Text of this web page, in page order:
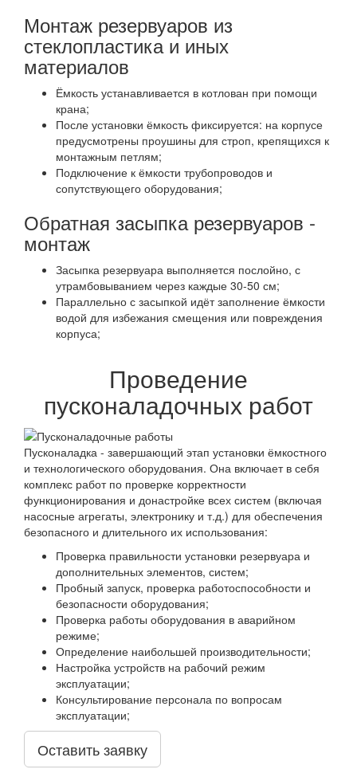
Монтаж резервуаров из
стеклопластика и иных
материалов
Ёмкость устанавливается в котлован при помощи
крана;
После установки ёмкость фиксируется: на корпусе
предусмотрены проушины для строп, крепящихся к
монтажным петлям;
Подключение к ёмкости трубопроводов и
сопутствующего оборудования;
Обратная засыпка резервуаров -
монтаж
Засыпка резервуара выполняется послойно, с
утрамбовыванием через каждые 30-50 см;
Параллельно с засыпкой идёт заполнение ёмкости
водой для избежания смещения или повреждения
корпуса;
Проведение
пусконаладочных работ
Пусконаладка - завершающий этап установки ёмкостного
и технологического оборудования. Она включает в себя
комплекс работ по проверке корректности
функционирования и донастройке всех систем (включая
насосные агрегаты, электронику и т.д.) для обеспечения
безопасного и длительного их использования:
Проверка правильности установки резервуара и
дополнительных элементов, систем;
Пробный запуск, проверка работоспособности и
безопасности оборудования;
Проверка работы оборудования в аварийном
режиме;
Определение наибольшей производительности;
Настройка устройств на рабочий режим
эксплуатации;
Консультирование персонала по вопросам
эксплуатации;
Оставить заявку